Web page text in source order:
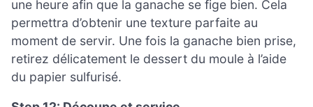
une heure afin que la ganache se fige bien. Cela
permettra d’obtenir une texture parfaite au
moment de servir. Une fois la ganache bien prise,
retirez délicatement le dessert du moule à l’aide
du papier sulfurisé.